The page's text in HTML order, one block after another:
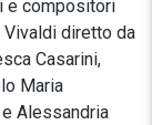
e compositori
diretto da
Casarini,
Maria
Alessandria